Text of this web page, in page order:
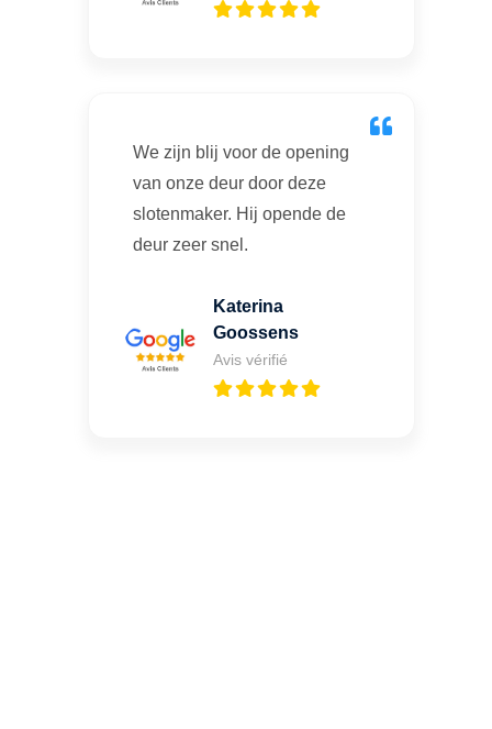
We zijn blij voor de opening
van onze deur door deze
slotenmaker. Hij opende de
deur zeer snel.
Katerina
Goossens
Avis vérifié